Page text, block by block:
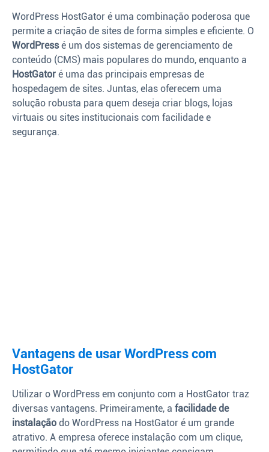
WordPress HostGator é uma combinação poderosa que
permite a criação de sites de forma simples e eficiente. O
WordPressé um dos sistemas de gerenciamento de
conteúdo (CMS) mais populares do mundo, enquanto a
HostGator é uma das principais empresas de
hospedagem de sites. Juntas, elas oferecem uma
solução robusta para quem deseja criar blogs, lojas
virtuais ou sites institucionais com facilidade e
segurança.
Vantagens de usar WordPress com
HostGator
Utilizar o WordPress em conjunto com a HostGator traz
diversas vantagens. Primeiramente, a facilidade de
instalação do WordPress na HostGator é um grande
atrativo. A empresa oferece instalação com um clique,